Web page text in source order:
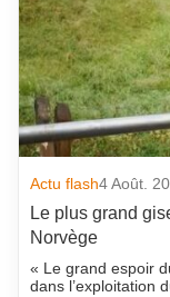
Actu flash4 Août.
Le plus grand
Norvège
« Le grand espoir
dans l’exploitation